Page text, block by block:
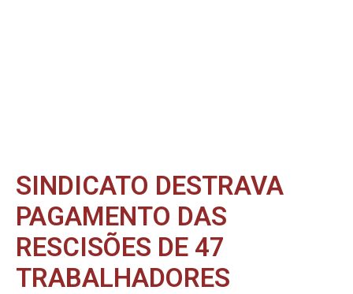
SINDICATO DESTRAVA
PAGAMENTO DAS
RESCISÕES DE 47
TRABALHADORES